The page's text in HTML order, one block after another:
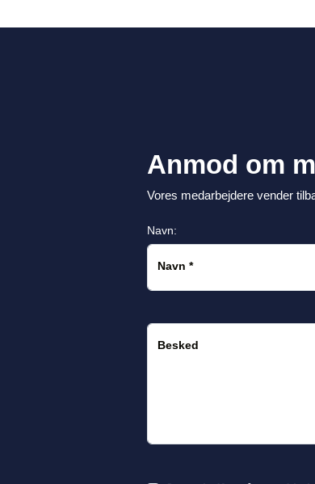
Anmod om
Vores medarbejdere vender
Navn:
Navn *
Besked